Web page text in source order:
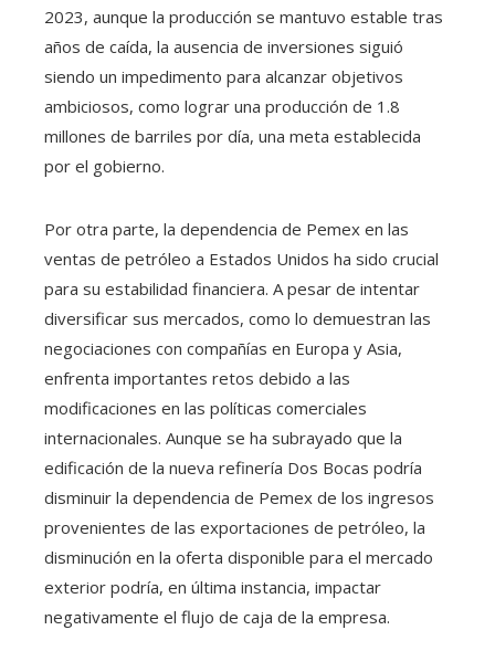
2023, aunque la producción se mantuvo estable tras
años de caída, la ausencia de inversiones siguió
siendo un impedimento para alcanzar objetivos
ambiciosos, como lograr una producción de 1.8
millones de barriles por día, una meta establecida
por el gobierno.
Por otra parte, la dependencia de Pemex en las
ventas de petróleo a Estados Unidos ha sido crucial
para su estabilidad financiera. A pesar de intentar
diversificar sus mercados, como lo demuestran las
negociaciones con compañías en Europa y Asia,
enfrenta importantes retos debido a las
modificaciones en las políticas comerciales
internacionales. Aunque se ha subrayado que la
edificación de la nueva refinería Dos Bocas podría
disminuir la dependencia de Pemex de los ingresos
provenientes de las exportaciones de petróleo, la
disminución en la oferta disponible para el mercado
exterior podría, en última instancia, impactar
negativamente el flujo de caja de la empresa.